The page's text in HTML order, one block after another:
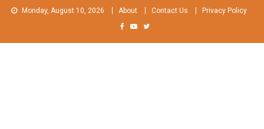
Skip
Monday, August 10, 2026 About Contact Us Privacy Policy